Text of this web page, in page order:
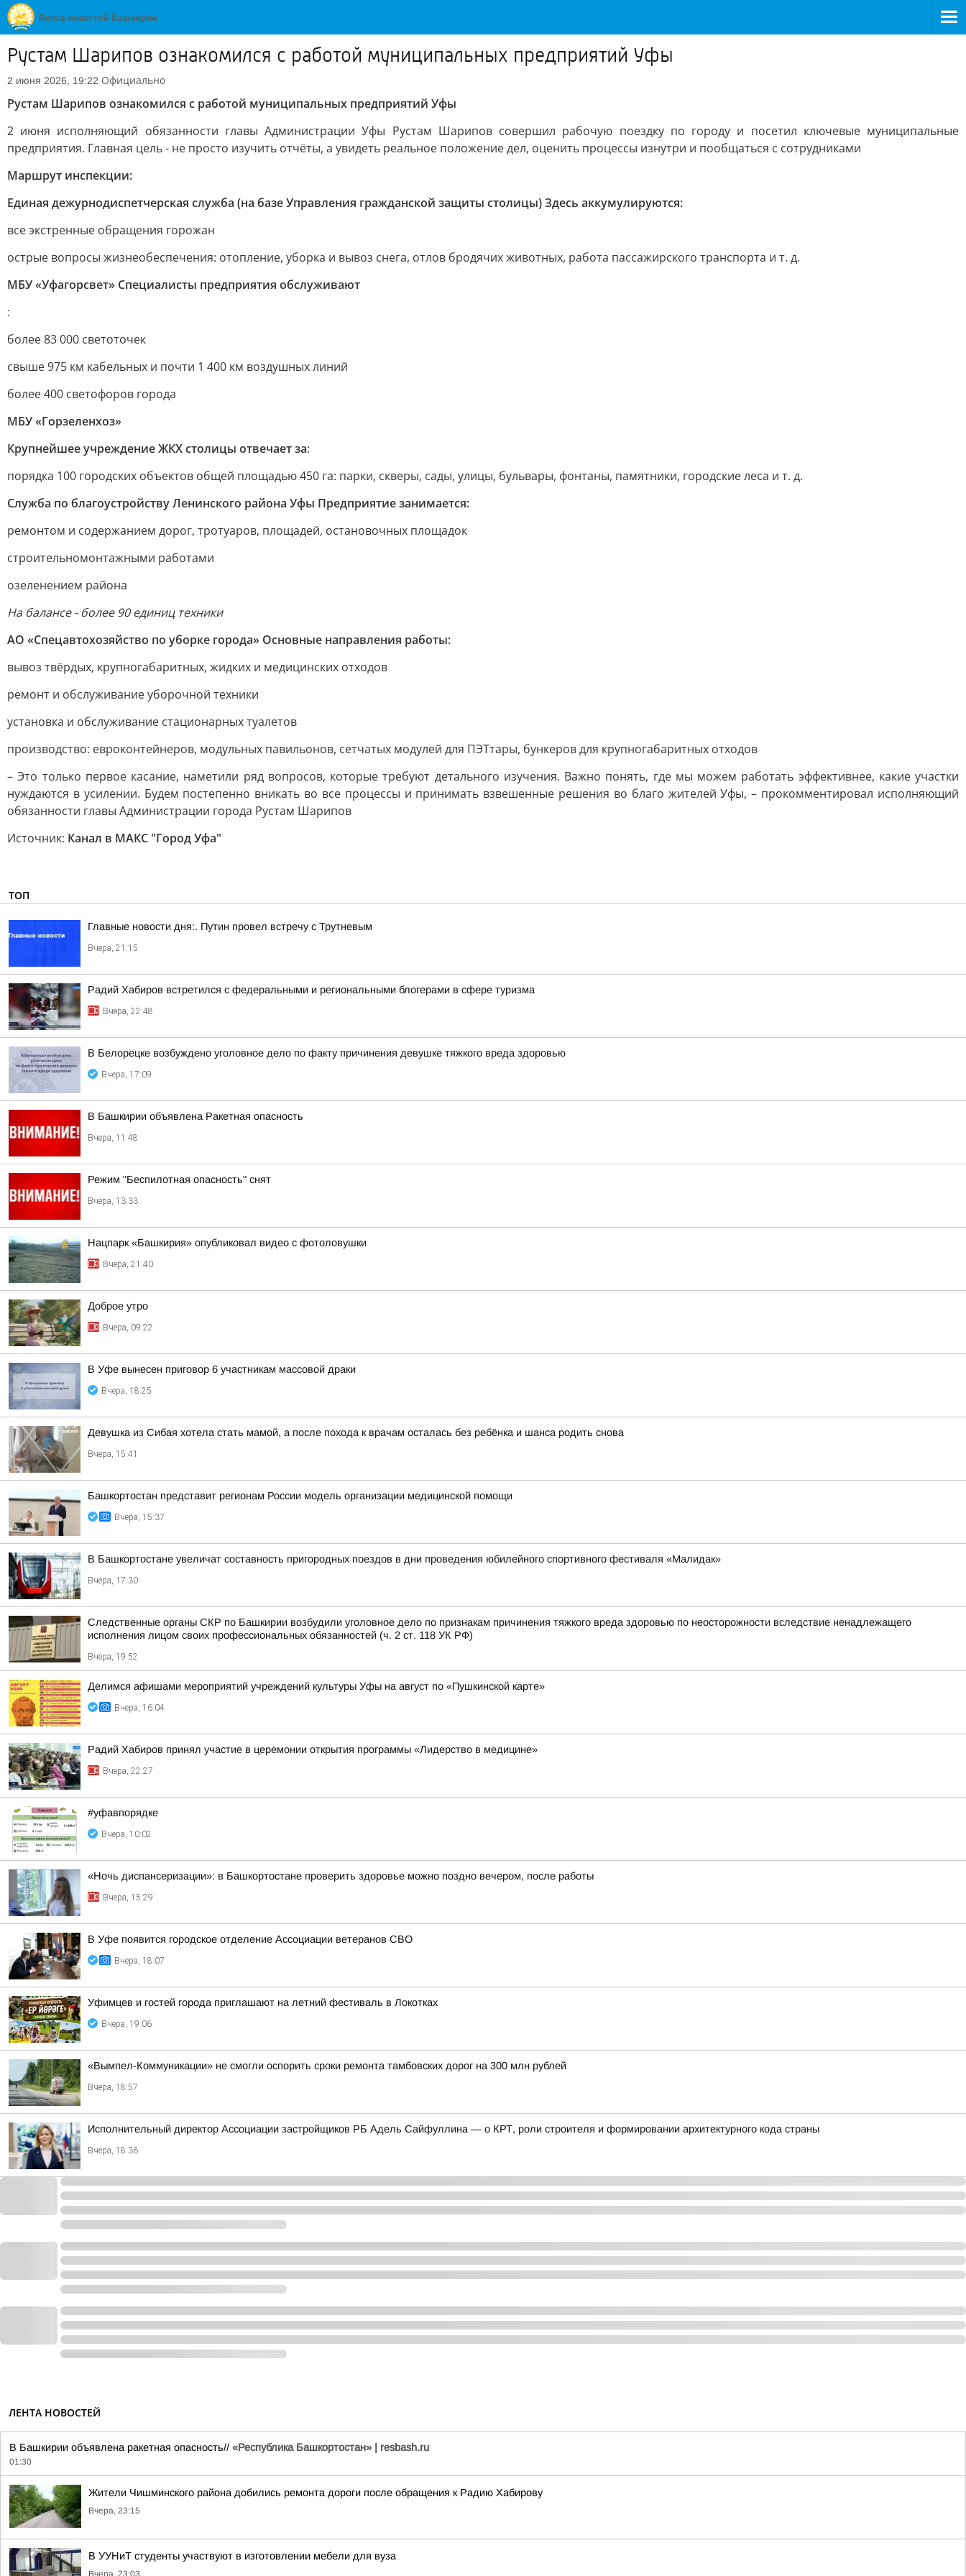
Рустам Шарипов ознакомился с работой муниципальных предприятий Уфы
2 июня 2026, 19:22 Официально
Рустам Шарипов ознакомился с работой муниципальных предприятий Уфы
2 июня исполняющий обязанности главы Администрации Уфы Рустам Шарипов совершил рабочую поездку по городу и посетил ключевые муниципальные
предприятия. Главная цель - не просто изучить отчёты, а увидеть реальное положение дел, оценить процессы изнутри и пообщаться с сотрудниками
Маршрут инспекции:
Единая дежурнодиспетчерская служба (на базе Управления гражданской защиты столицы) Здесь аккумулируются:
все экстренные обращения горожан
острые вопросы жизнеобеспечения: отопление, уборка и вывоз снега, отлов бродячих животных, работа пассажирского транспорта и т. д.
МБУ «Уфагорсвет» Специалисты предприятия обслуживают
:
более 83 000 светоточек
свыше 975 км кабельных и почти 1 400 км воздушных линий
более 400 светофоров города
МБУ «Горзеленхоз»
Крупнейшее учреждение ЖКХ столицы отвечает за:
порядка 100 городских объектов общей площадью 450 га: парки, скверы, сады, улицы, бульвары, фонтаны, памятники, городские леса и т. д.
Служба по благоустройству Ленинского района Уфы Предприятие занимается:
ремонтом и содержанием дорог, тротуаров, площадей, остановочных площадок
строительномонтажными работами
озеленением района
На балансе - более 90 единиц техники
АО «Спецавтохозяйство по уборке города» Основные направления работы:
вывоз твёрдых, крупногабаритных, жидких и медицинских отходов
ремонт и обслуживание уборочной техники
установка и обслуживание стационарных туалетов
производство: евроконтейнеров, модульных павильонов, сетчатых модулей для ПЭТтары, бункеров для крупногабаритных отходов
– Это только первое касание, наметили ряд вопросов, которые требуют детального изучения. Важно понять, где мы можем работать эффективнее, какие участки
нуждаются в усилении. Будем постепенно вникать во все процессы и принимать взвешенные решения во благо жителей Уфы, – прокомментировал исполняющий
обязанности главы Администрации города Рустам Шарипов
Источник: Канал в МАКС "Город Уфа"
ТОП
Главные новости дня:. Путин провел встречу с Трутневым
Вчера, 21:15
Радий Хабиров встретился с федеральными и региональными блогерами в сфере туризма
Вчера, 22:48
В Белорецке возбуждено уголовное дело по факту причинения девушке тяжкого вреда здоровью
Вчера, 17:09
В Башкирии объявлена Ракетная опасность
Вчера, 11:48
Режим "Беспилотная опасность" снят
Вчера, 13:33
Нацпарк «Башкирия» опубликовал видео с фотоловушки
Вчера, 21:40
Доброе утро
Вчера, 09:22
В Уфе вынесен приговор 6 участникам массовой драки
Вчера, 18:25
Девушка из Сибая хотела стать мамой, а после похода к врачам осталась без ребёнка и шанса родить снова
Вчера, 15:41
Башкортостан представит регионам России модель организации медицинской помощи
Вчера, 15:37
В Башкортостане увеличат составность пригородных поездов в дни проведения юбилейного спортивного фестиваля «Малидак»
Вчера, 17:30
Следственные органы СКР по Башкирии возбудили уголовное дело по признакам причинения тяжкого вреда здоровью по неосторожности вследствие ненадлежащего
исполнения лицом своих профессиональных обязанностей (ч. 2 ст. 118 УК РФ)
Вчера, 19:52
Делимся афишами мероприятий учреждений культуры Уфы на август по «Пушкинской карте»
Вчера, 16:04
Радий Хабиров принял участие в церемонии открытия программы «Лидерство в медицине»
Вчера, 22:27
#уфавпорядке
Вчера, 10:02
«Ночь диспансеризации»: в Башкортостане проверить здоровье можно поздно вечером, после работы
Вчера, 15:29
В Уфе появится городское отделение Ассоциации ветеранов СВО
Вчера, 18:07
Уфимцев и гостей города приглашают на летний фестиваль в Локотках
Вчера, 19:06
«Вымпел-Коммуникации» не смогли оспорить сроки ремонта тамбовских дорог на 300 млн рублей
Вчера, 18:57
Исполнительный директор Ассоциации застройщиков РБ Адель Сайфуллина — о КРТ, роли строителя и формировании архитектурного кода страны
Вчера, 18:36
ЛЕНТА НОВОСТЕЙ
В Башкирии объявлена ракетная опасность// «Республика Башкортостан» | resbash.ru
01:30
Жители Чишминского района добились ремонта дороги после обращения к Радию Хабирову
Вчера, 23:15
В УУНиТ студенты участвуют в изготовлении мебели для вуза
Вчера, 23:03